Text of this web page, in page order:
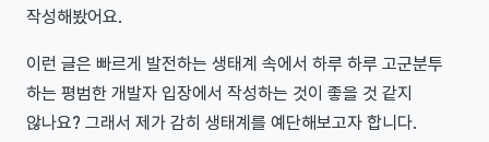
작성해봤어요.
이런 글은 빠르게 발전하는 생태계 속에서 하루 하루 고군분투
하는 평범한 개발자 입장에서 작성하는 것이 좋을 것 같지
않나요? 그래서 제가 감히 생태계를 예단해보고자 합니다.